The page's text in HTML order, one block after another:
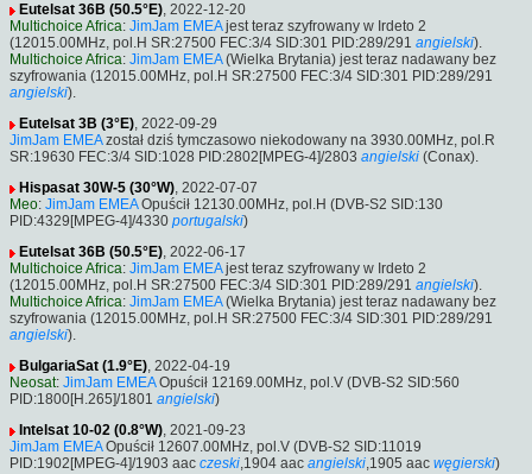
Eutelsat 36B (50.5°E), 2022-12-20
Multichoice Africa: JimJam EMEAjest teraz szyfrowany w Irdeto 2
(12015.00MHz, pol.H SR:27500 FEC:3/4 SID:301 PID:289/291 angielski).
Multichoice Africa: JimJam EMEA(Wielka Brytania) jest teraz nadawany bez
szyfrowania (12015.00MHz, pol.H SR:27500 FEC:3/4 SID:301 PID:289/291
angielski).
Eutelsat 3B (3°E), 2022-09-29
JimJam EMEAzostał dziś tymczasowo niekodowany na 3930.00MHz, pol.R
SR:19630 FEC:3/4 SID:1028 PID:2802[MPEG-4]/2803 angielski (Conax).
Hispasat 30W-5 (30°W), 2022-07-07
Meo: JimJam EMEAOpuścił 12130.00MHz, pol.H (DVB-S2 SID:130
PID:4329[MPEG-4]/4330 portugalski)
Eutelsat 36B (50.5°E), 2022-06-17
Multichoice Africa: JimJam EMEAjest teraz szyfrowany w Irdeto 2
(12015.00MHz, pol.H SR:27500 FEC:3/4 SID:301 PID:289/291 angielski).
Multichoice Africa: JimJam EMEA(Wielka Brytania) jest teraz nadawany bez
szyfrowania (12015.00MHz, pol.H SR:27500 FEC:3/4 SID:301 PID:289/291
angielski).
BulgariaSat (1.9°E), 2022-04-19
Neosat: JimJam EMEAOpuścił 12169.00MHz, pol.V (DVB-S2 SID:560
PID:1800[H.265]/1801 angielski)
Intelsat 10-02 (0.8°W), 2021-09-23
JimJam EMEAOpuścił 12607.00MHz, pol.V (DVB-S2 SID:11019
PID:1902[MPEG-4]/1903 aac czeski,1904 aac angielski,1905 aac węgierski)